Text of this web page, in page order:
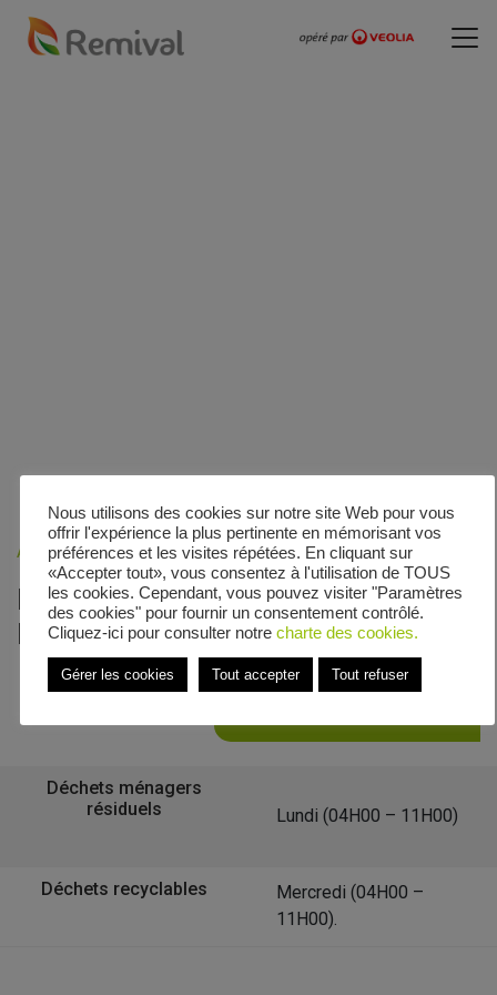
Accueil»Veolia - Zones de collecte»Rue Hargaut
Le calendrier de collecte de Rue
Hargaut
Déchets ménagers
résiduels
Lundi (04H00 – 11H00)
Déchets recyclables
Mercredi (04H00 –
11H00).
Nous utilisons des cookies sur notre site Web pour vous
offrir l'expérience la plus pertinente en mémorisant vos
préférences et les visites répétées. En cliquant sur
«Accepter tout», vous consentez à l'utilisation de TOUS
les cookies. Cependant, vous pouvez visiter "Paramètres
des cookies" pour fournir un consentement contrôlé.
Cliquez-ici pour consulter notre charte des cookies.
Gérer les cookies Tout accepter Tout refuser